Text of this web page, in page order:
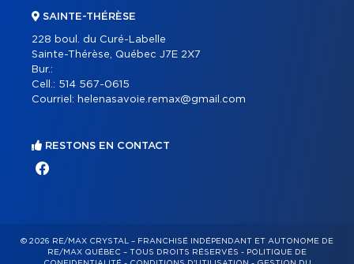
SAINTE-THÉRÈSE
228 boul. du Curé-Labelle
Sainte-Thérèse, Québec J7E 2X7
Bur.:
Cell.: 514 567-0615
Courriel: helenasavoie.remax@gmail.com
RESTONS EN CONTACT
© 2026 RE/MAX CRYSTAL – FRANCHISÉ INDÉPENDANT ET AUTONOME DE
RE/MAX QUÉBEC – TOUS DROITS RÉSERVÉS - POLITIQUE DE